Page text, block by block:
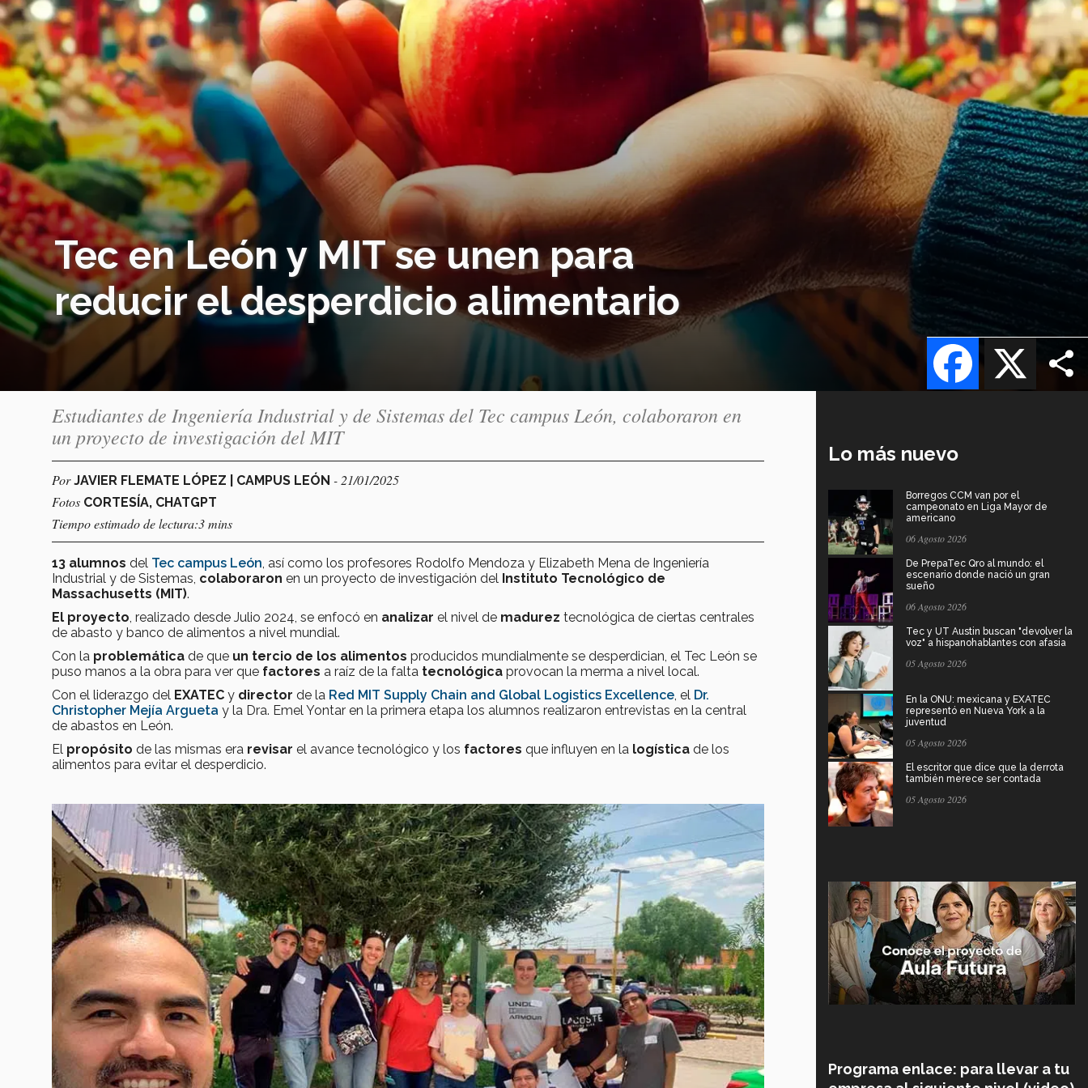
Tec en León y MIT se unen para
reducir el desperdicio alimentario
X
Facebook
Estudiantes de Ingeniería Industrial y de Sistemas del Tec campus León, colaboraron en
un proyecto de investigación del MIT
PorJAVIER FLEMATE LÓPEZ | CAMPUS LEÓN - 21/01/2025
Fotos CORTESÍA, CHATGPT
Tiempo estimado de lectura:3 mins
13 alumnos del Tec campus León , así como los profesores Rodolfo Mendoza y Elizabeth Mena de Ingeniería
Industrial y de Sistemas, colaboraron en un proyecto de investigación del Instituto Tecnológico de
Massachusetts (MIT).
El proyecto , realizado desde Julio 2024, se enfocó en analizar el nivel de madurez tecnológica de ciertas centrales
de abasto y banco de alimentos a nivel mundial.
Con la problemática de que un tercio de los alimentos producidos mundialmente se desperdician, el Tec León se
puso manos a la obra para ver que factores a raíz de la falta tecnológica provocan la merma a nivel local.
Con el liderazgo del EXATEC y director de la Red MIT Supply Chain and Global Logistics Excellence , el Dr.
Christopher Mejía Argueta y la Dra. Emel Yontar en la primera etapa los alumnos realizaron entrevistas en la central
de abastos en León.
El propósito de las mismas era revisar el avance tecnológico y los factores que influyen en la logística de los
alimentos para evitar el desperdicio.
Lo más nuevo
Borregos CCM van por el
campeonato en Liga Mayor de
americano
06 Agosto 2026
De PrepaTec Qro al mundo: el
escenario donde nació un gran
sueño
06 Agosto 2026
Tec y UT Austin buscan "devolver la
voz" a hispanohablantes con afasia
05 Agosto 2026
En la ONU: mexicana y EXATEC
representó en Nueva York a la
juventud
05 Agosto 2026
El escritor que dice que la derrota
también merece ser contada
05 Agosto 2026
Programa enlace: para llevar a tu